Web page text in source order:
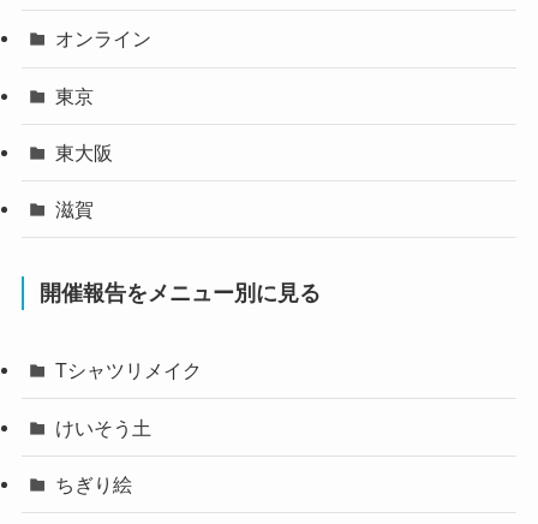
オンライン
東京
東大阪
滋賀
開催報告をメニュー別に見る
Tシャツリメイク
けいそう土
ちぎり絵